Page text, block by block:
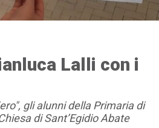
Lalli con i
gli alunni della Primaria di
di Sant’Egidio Abate